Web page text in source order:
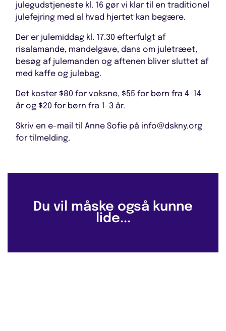
julegudstjeneste kl. 16 gør vi klar til en traditionel
julefejring med al hvad hjertet kan begære.
Der er julemiddag kl. 17.30 efterfulgt af
risalamande, mandelgave, dans om juletræet,
besøg af julemanden og aftenen bliver sluttet af
med kaffe og julebag.
Det koster $80 for voksne, $55 for børn fra 4-14
år og $20 for børn fra 1-3 år.
Skriv en e-mail til Anne Sofie på info@dskny.org
for tilmelding.
Du vil måske også kunne
lide...